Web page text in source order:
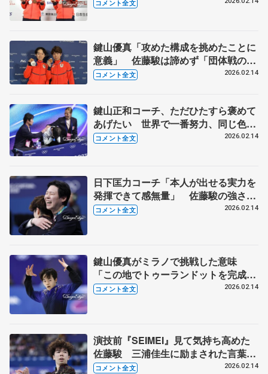
コメント全文
鍵山優真「攻めた構成を挑めたことに
意義」 佐藤駿は諦めず「団体戦のい
いイメージで集中」【メダリスト会
コメント全文 2026.02.14
鍵山正和コーチ、ただひたすら褒めて
あげたい 世界で一番努力、同じ色で
意味の違うメダル【ミラノ五輪男子フ
コメント全文 2026.02.14
日下匡力コーチ「本人が出せる実力を
発揮できて感無量」 佐藤駿の強さを
実感 【ミラノ五輪男子フリー後・銅
コメント全文 2026.02.14
鍵山優真がミラノで挑戦した意味
「この地でトゥーランドットを完成さ
せたかった」 【ミラノ五輪男子フリ
コメント全文 2026.02.14
演技前『SEIMEI』見て気持ち高めた
佐藤駿 三浦佳生に励まされた言葉
は 【ミラノ五輪男子フリー】
コメント全文 2026.02.14